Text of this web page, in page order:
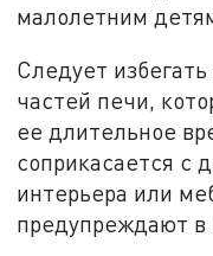
малолетним
Следует
частей печи,
ее длительное
соприкасается с
интерьера или
предупреждают